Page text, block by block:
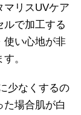
マリスUVケア
ルで加工する
使い心地が非
。
少なくするの
場合肌が白